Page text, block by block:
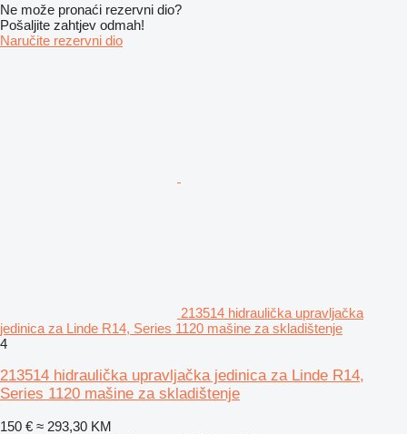
Ne može pronaći rezervni dio?
Pošaljite zahtjev odmah!
Naručite rezervni dio
213514 hidraulička upravljačka
jedinica za Linde R14, Series 1120 mašine za skladištenje
4
213514 hidraulička upravljačka jedinica za Linde R14,
Series 1120 mašine za skladištenje
150 € ≈ 293,30 KM